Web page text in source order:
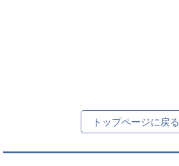
トップページに戻る